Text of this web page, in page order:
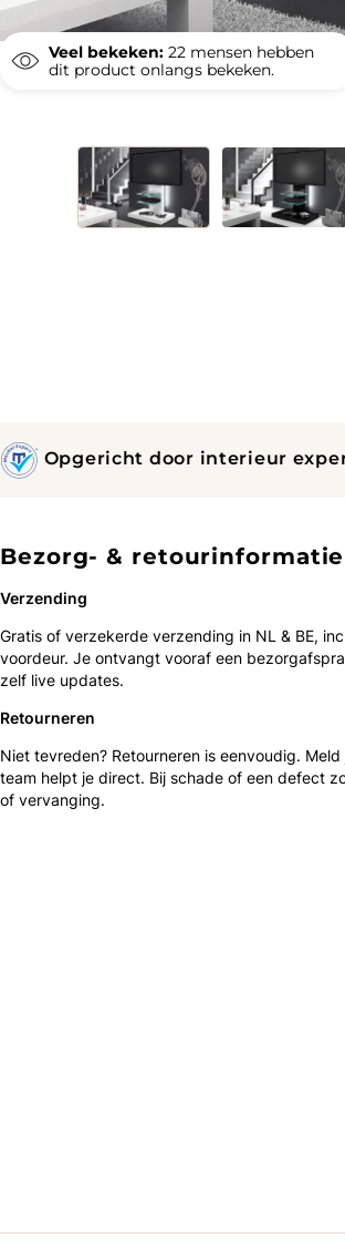
Veel bekeken: 22 mensen hebben
dit product onlangs bekeken.
Opgericht door interieur
Bezorg- & retourinformatie
Verzending
Gratis of verzekerde verzending in NL & BE,
voordeur. Je ontvangt vooraf een
zelf live updates.
Retourneren
Niet tevreden? Retourneren is eenvoudig.
team helpt je direct. Bij schade of een defect
of vervanging.